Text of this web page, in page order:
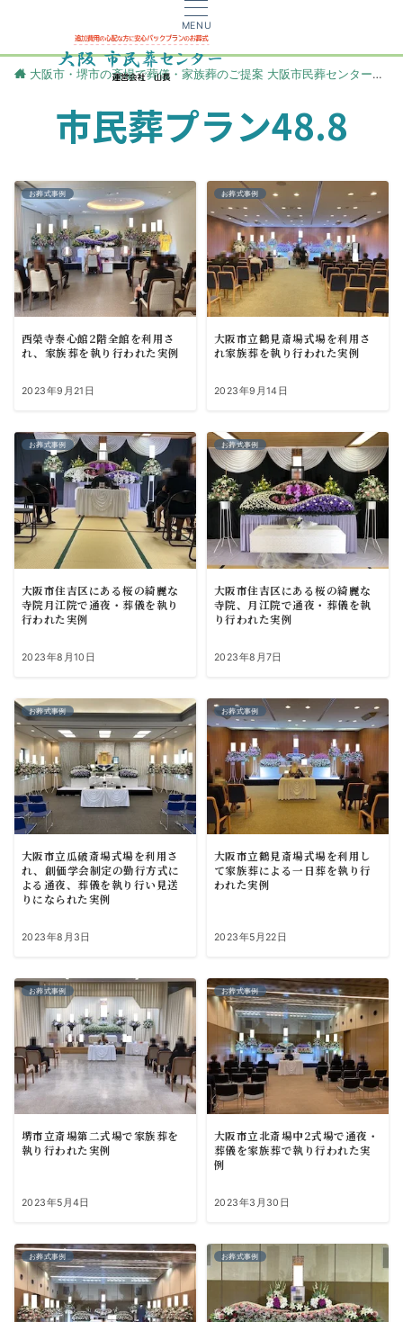
MENU
大阪市・堺市の斎場で葬儀・家族葬のご提案 大阪市民葬センター
市民葬プラン48.8
お葬式事例
西榮寺泰心館2階全館を利用さ
れ、家族葬を執り行われた実例
2023年9月21日
お葬式事例
大阪市立鶴見斎場式場を利用さ
れ家族葬を執り行われた実例
2023年9月14日
お葬式事例
大阪市住吉区にある桜の綺麗な
寺院月江院で通夜・葬儀を執り
行われた実例
2023年8月10日
お葬式事例
大阪市住吉区にある桜の綺麗な
寺院、月江院で通夜・葬儀を執
り行われた実例
2023年8月7日
お葬式事例
大阪市立瓜破斎場式場を利用さ
れ、創価学会制定の勤行方式に
よる通夜、葬儀を執り行い見送
りになられた実例
2023年8月3日
お葬式事例
大阪市立鶴見斎場式場を利用し
て家族葬による一日葬を執り行
われた実例
2023年5月22日
お葬式事例
堺市立斎場第二式場で家族葬を
執り行われた実例
2023年5月4日
お葬式事例
大阪市立北斎場中2式場で通夜・
葬儀を家族葬で執り行われた実
例
2023年3月30日
お葬式事例 お葬式事例